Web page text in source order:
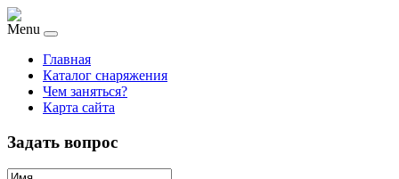
Menu
Главная
Каталог снаряжения
Чем заняться?
Карта сайта
Задать вопрос